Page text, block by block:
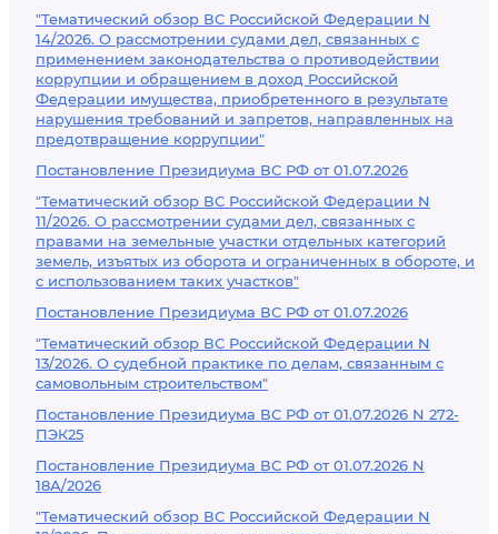
"Тематический обзор ВС Российской Федерации N
14/2026. О рассмотрении судами дел, связанных с
применением законодательства о противодействии
коррупции и обращением в доход Российской
Федерации имущества, приобретенного в результате
нарушения требований и запретов, направленных на
предотвращение коррупции"
Постановление Президиума ВС РФ от 01.07.2026
"Тематический обзор ВС Российской Федерации N
11/2026. О рассмотрении судами дел, связанных с
правами на земельные участки отдельных категорий
земель, изъятых из оборота и ограниченных в обороте, и
с использованием таких участков"
Постановление Президиума ВС РФ от 01.07.2026
"Тематический обзор ВС Российской Федерации N
13/2026. О судебной практике по делам, связанным с
самовольным строительством"
Постановление Президиума ВС РФ от 01.07.2026 N 272-
ПЭК25
Постановление Президиума ВС РФ от 01.07.2026 N
18А/2026
"Тематический обзор ВС Российской Федерации N